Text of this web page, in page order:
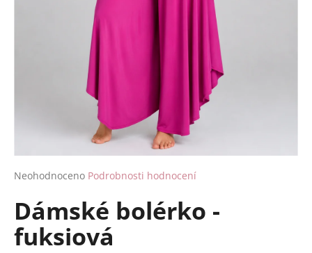
Průměrné
produktu
je
0,0
Neohodnoceno Podrobnosti hodnocení
Dámské bolérko -
fuksiová
D
o